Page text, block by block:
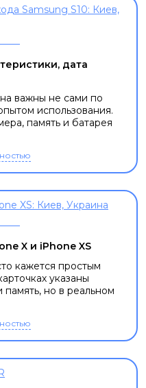
дата
важны не сами по
использования.
память и батарея
X и iPhone XS
кажется простым
указаны
но в реальном